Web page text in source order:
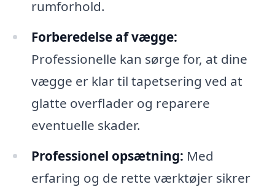
rumforhold.
Forberedelse af vægge:
Professionelle kan sørge for, at dine
vægge er klar til tapetsering ved at
glatte overflader og reparere
eventuelle skader.
Professionel opsætning: Med
erfaring og de rette værktøjer sikrer